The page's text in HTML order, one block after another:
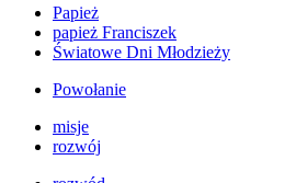
Papież
papież Franciszek
Światowe Dni Młodzieży
Powołanie
misje
rozwój